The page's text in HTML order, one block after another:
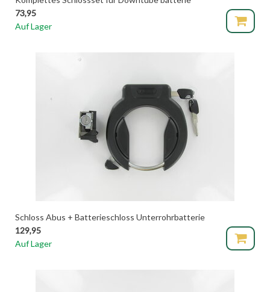
73,95
Auf Lager
Schloss Abus + Batterieschloss Unterrohrbatterie
129,95
Auf Lager